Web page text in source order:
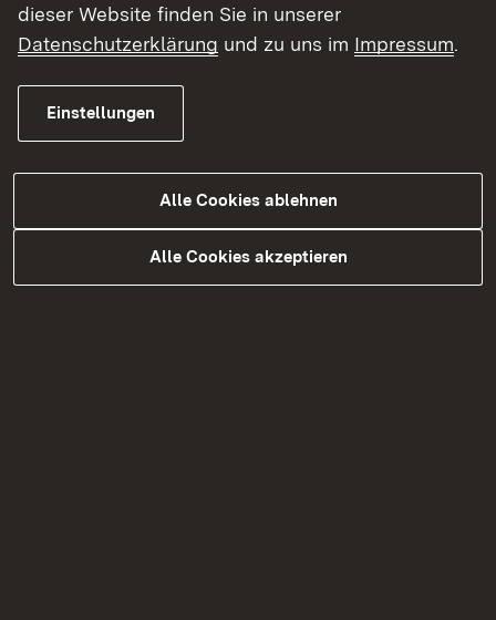
handeln. Dies gilt auch für Händler, die
Apotheken mit Wirkstoffen für die
Die Betriebe und Einrichtungen nach 1., 4., 5.,
dieser Website finden Sie in unserer
Datenschutzerklärung und zu uns im Impressum.
Einstellungen
Alle Cookies ablehnen
Alle Cookies akzeptieren